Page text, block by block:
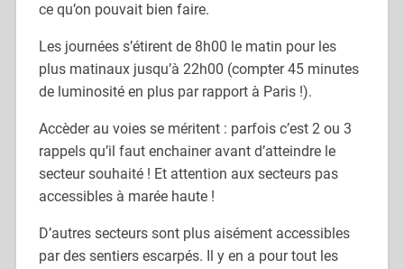
ce qu’on pouvait bien faire.
Les journées s’étirent de 8h00 le matin pour les
plus matinaux jusqu’à 22h00 (compter 45 minutes
de luminosité en plus par rapport à Paris !).
Accèder au voies se méritent : parfois c’est 2 ou 3
rappels qu’il faut enchainer avant d’atteindre le
secteur souhaité ! Et attention aux secteurs pas
accessibles à marée haute !
D’autres secteurs sont plus aisément accessibles
par des sentiers escarpés. Il y en a pour tout les